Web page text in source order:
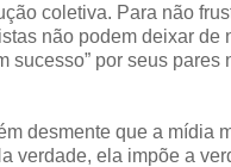
coletiva. Para não
não podem deixar de
sucesso” por seus pares
desmente que a mídia
verdade, ela impõe a